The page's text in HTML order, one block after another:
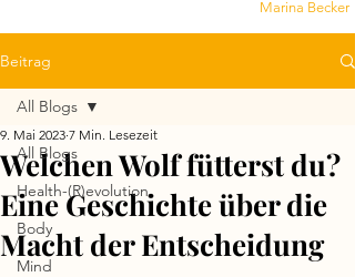
Marina Becker
Beitrag
All Blogs
Health-(R)evolution
Body
Mind
All Blogs
Welchen Wolf fütterst du?
Eine Geschichte über die
Macht der Entscheidung
9. Mai 2023 7 Min. Lesezeit